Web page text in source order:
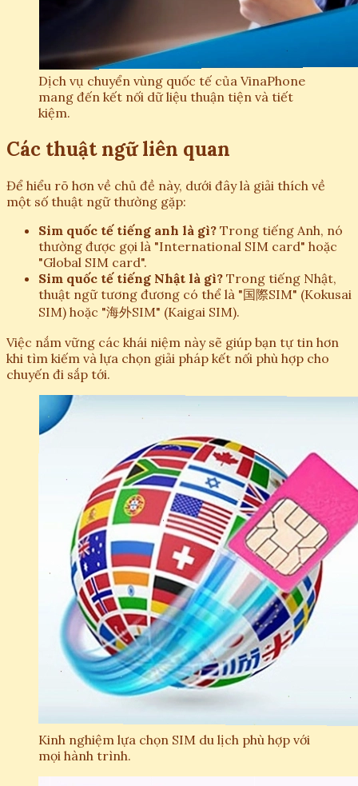
Dịch vụ chuyển vùng quốc tế của VinaPhone
mang đến kết nối dữ liệu thuận tiện và tiết
kiệm.
Các thuật ngữ liên quan
Để hiểu rõ hơn về chủ đề này, dưới đây là giải thích về
một số thuật ngữ thường gặp:
Sim quốc tế tiếng anh là gì? Trong tiếng Anh, nó
thường được gọi là "International SIM card" hoặc
"Global SIM card".
Sim quốc tế tiếng Nhật là gì? Trong tiếng Nhật,
thuật ngữ tương đương có thể là "国際SIM" (Kokusai
SIM) hoặc "海外SIM" (Kaigai SIM).
Việc nắm vững các khái niệm này sẽ giúp bạn tự tin hơn
khi tìm kiếm và lựa chọn giải pháp kết nối phù hợp cho
chuyến đi sắp tới.
Kinh nghiệm lựa chọn SIM du lịch phù hợp với
mọi hành trình.